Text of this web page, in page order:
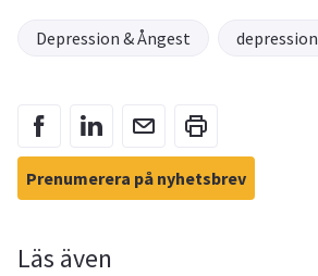
Depression & Ångest depression
Prenumerera på nyhetsbrev
Läs även